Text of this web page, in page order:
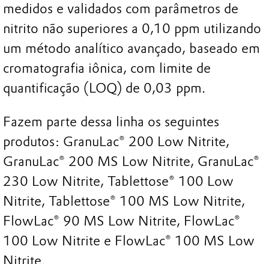
medidos e validados com parâmetros de
nitrito não superiores a 0,10 ppm utilizando
um método analítico avançado, baseado em
cromatografia iônica, com limite de
quantificação (LOQ) de 0,03 ppm.
Fazem parte dessa linha os seguintes
produtos: GranuLac® 200 Low Nitrite,
GranuLac® 200 MS Low Nitrite, GranuLac®
230 Low Nitrite, Tablettose® 100 Low
Nitrite, Tablettose® 100 MS Low Nitrite,
FlowLac® 90 MS Low Nitrite, FlowLac®
100 Low Nitrite e FlowLac® 100 MS Low
Nitrite.